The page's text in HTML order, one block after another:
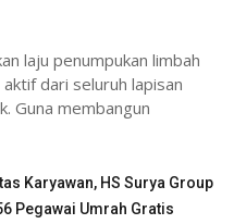
laju penumpukan limbah
dari seluruh lapisan
Guna membangun
Karyawan, HS Surya Group
Pegawai Umrah Gratis